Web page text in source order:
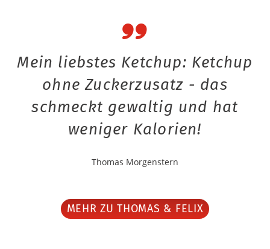
Mein liebstes Ketchup: Ketchup
ohne Zuckerzusatz - das
schmeckt gewaltig und hat
weniger Kalorien!
Thomas Morgenstern
MEHR ZU THOMAS & FELIX